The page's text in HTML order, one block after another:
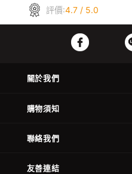
評價:4.7 / 5.0
關於我們
購物須知
聯絡我們
友善連結